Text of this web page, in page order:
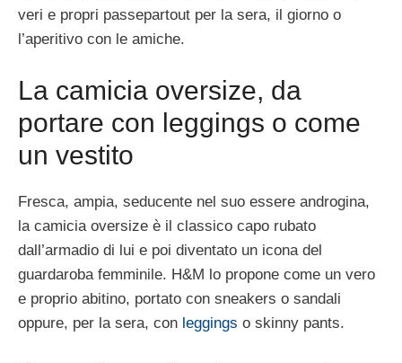
veri e propri passepartout per la sera, il giorno o
l’aperitivo con le amiche.
La camicia oversize, da
portare con leggings o come
un vestito
Fresca, ampia, seducente nel suo essere androgina,
la camicia oversize è il classico capo rubato
dall’armadio di lui e poi diventato un icona del
guardaroba femminile. H&M lo propone come un vero
e proprio abitino, portato con sneakers o sandali
oppure, per la sera, con leggings o skinny pants.